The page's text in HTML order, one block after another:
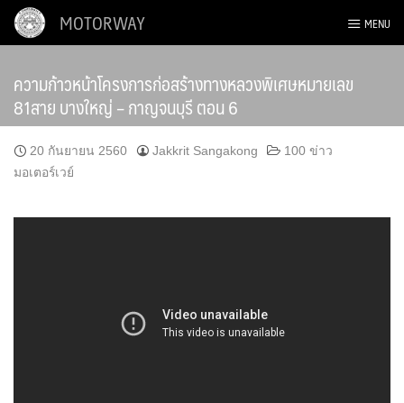
Skip
MOTORWAY MENU
ความก้าวหน้าโครงการก่อสร้างทางหลวงพิเศษหมายเลข
81สาย บางใหญ่ – กาญจนบุรี ตอน 6
20 กันยายน 2560 Jakkrit Sangakong
100 ข่าว
มอเตอร์เวย์